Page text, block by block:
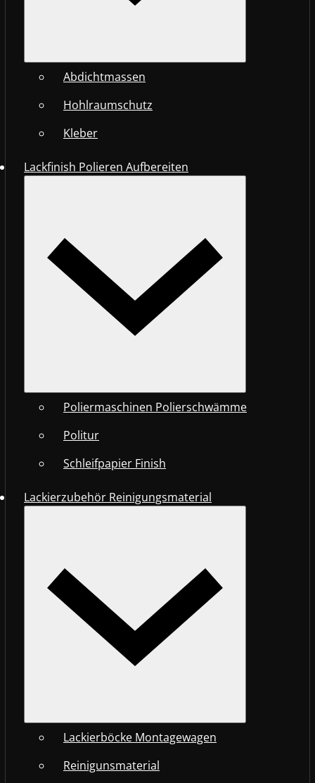
Abdichtmassen
Hohlraumschutz
Kleber
Lackfinish Polieren Aufbereiten
Poliermaschinen Polierschwämme
Politur
Schleifpapier Finish
Lackierzubehör Reinigungsmaterial
Lackierböcke Montagewagen
Reinigunsmaterial